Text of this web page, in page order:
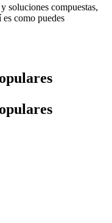
soluciones compuestas,
como puedes